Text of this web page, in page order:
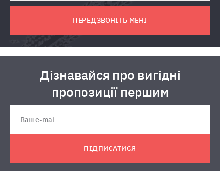
ПЕРЕДЗВОНІТЬ МЕНІ
Дізнавайся про вигідні
пропозиції першим
ПІДПИСАТИСЯ